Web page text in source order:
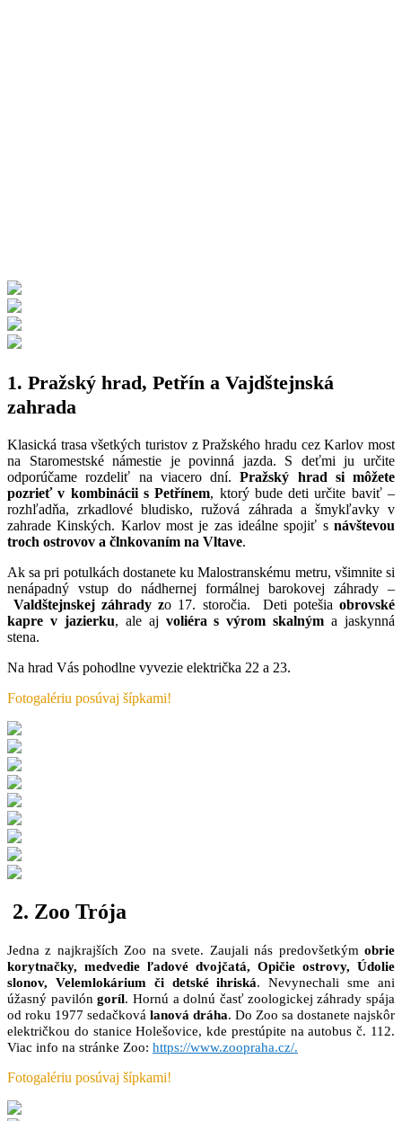
1. Pražský hrad, Petřín a Vajdštejnská
zahrada
Klasická trasa všetkých turistov z Pražského hradu cez Karlov most
na Staromestské námestie je povinná jazda. S deťmi ju určite
odporúčame rozdeliť na viacero dní.Pražský hrad si môžete
pozrieť v kombinácii s Petřínem, ktorý bude deti určite baviť –
rozhľadňa, zrkadlové bludisko, ružová záhrada a šmykľavky v
zahrade Kinských. Karlov most je zas ideálne spojiť s návštevou
troch ostrovov a člnkovaním na Vltave.
Ak sa pri potulkách dostanete ku Malostranskému metru, všimnite si
nenápadný vstup do nádhernej formálnej barokovej záhrady –
Valdštejnskej záhrady zo 17. storočia. Deti potešiaobrovské
kapre v jazierku, ale aj voliéra s výrom skalným a jaskynná
stena.
Na hrad Vás pohodlne vyvezie električka 22 a 23.
Fotogalériu posúvaj šípkami!
2. Zoo Trója
Jedna z najkrajších Zoo na svete. Zaujali nás predovšetkým obrie
korytnačky, medvedie ľadové dvojčatá, Opičie ostrovy, Údolie
slonov, Velemlokárium či detské ihriská. Nevynechali sme ani
úžasný pavilóngoríl. Hornú a dolnú časť zoologickej záhrady spája
od roku 1977 sedačková lanová dráha. Do Zoo sa dostanete najskôr
električkou do stanice Holešovice, kde prestúpite na autobus č. 112.
Viac info na stránke Zoo: https://www.zoopraha.cz/.
Fotogalériu posúvaj šípkami!